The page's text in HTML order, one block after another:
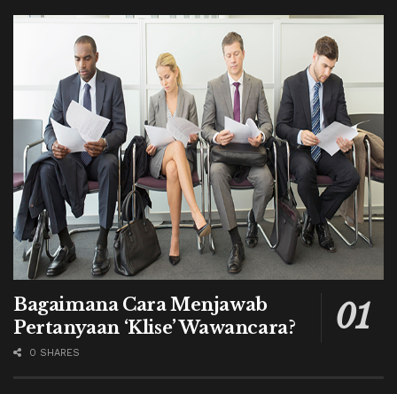
Bagaimana Cara Menjawab
Pertanyaan ‘Klise’ Wawancara?
0 SHARES